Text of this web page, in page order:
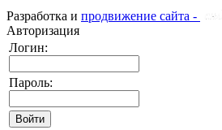
Разработка и продвижение сайта -
Авторизация
Логин:
Пароль: